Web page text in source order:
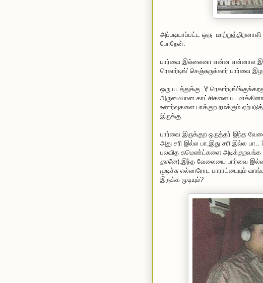
அப்படியாப்பட்ட ஒரு
போறேன்.
பார்வை இல்லைனா என்ன என்னால
ரெகார்டிங்' செஞ்சுருக்கார் பார்வை
ஒரு படத்துக்கு 'ரீ
அருமையான காட்சிகளை
உணர்வுகளை பாக்குற நமக்கும்
இருக்கு.
பார்வை இருக்குற ஒருத்தர் இந்த
அது சரி இல்ல பா,இது சரி இல்ல
பலவித கமெண்ட்களை அடிக்குறவங்க
தானே).இந்த வேலையை பார்வை
முடிச்சு எல்லாரோட பாராட்டையும்
இருக்க முடியும்?